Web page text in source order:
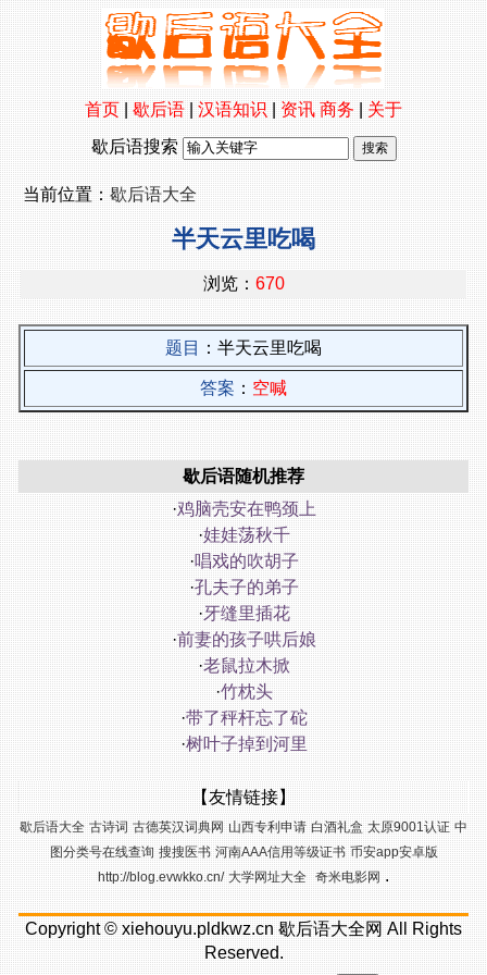
首页|歇后语|汉语知识|资讯 商务|关于
歇后语搜索
当前位置：歇后语大全
半天云里吃喝
浏览： 670
题目 ：半天云里吃喝
答案 ： 空喊
歇后语随机推荐
·鸡脑壳安在鸭颈上
·娃娃荡秋千
·唱戏的吹胡子
·孔夫子的弟子
·牙缝里插花
·前妻的孩子哄后娘
·老鼠拉木掀
·竹枕头
·带了秤杆忘了砣
·树叶子掉到河里
【友情链接】
歇后语大全 古诗词 古德英汉词典网 山西专利申请 白酒礼盒 太原9001认证 中
图分类号在线查询 搜搜医书 河南AAA信用等级证书 币安app安卓版
http://blog.evwkko.cn/ 大学网址大全 奇米电影网.
Copyright ©xiehouyu.pldkwz.cn 歇后语大全网All Rights
Reserved.